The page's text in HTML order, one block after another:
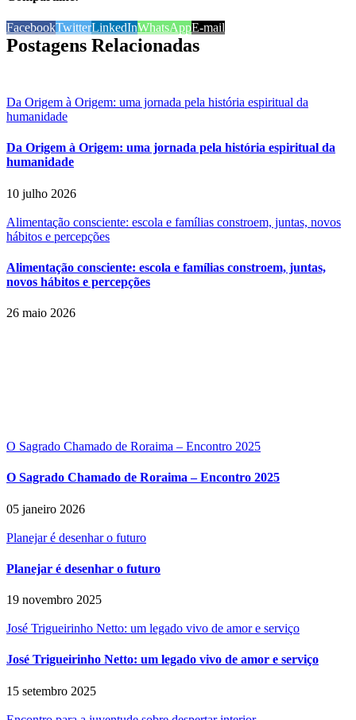
FacebookTwitterLinkedInWhatsAppE-mail
Postagens Relacionadas
Da Origem à Origem: uma jornada pela história espiritual da
humanidade
Da Origem à Origem: uma jornada pela história espiritual da
humanidade
10 julho 2026
Alimentação consciente: escola e famílias constroem, juntas, novos
hábitos e percepções
Alimentação consciente: escola e famílias constroem, juntas,
novos hábitos e percepções
26 maio 2026
O Sagrado Chamado de Roraima – Encontro 2025
O Sagrado Chamado de Roraima – Encontro 2025
05 janeiro 2026
Planejar é desenhar o futuro
Planejar é desenhar o futuro
19 novembro 2025
José Trigueirinho Netto: um legado vivo de amor e serviço
José Trigueirinho Netto: um legado vivo de amor e serviço
15 setembro 2025